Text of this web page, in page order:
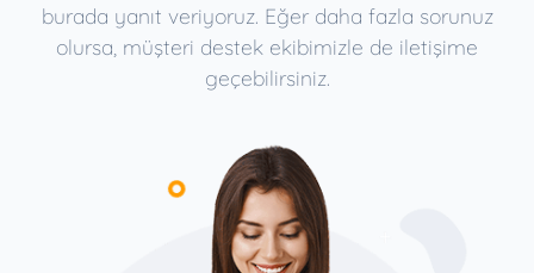
burada yanıt veriyoruz. Eğer daha fazla sorunuz
olursa, müşteri destek ekibimizle de iletişime
geçebilirsiniz.